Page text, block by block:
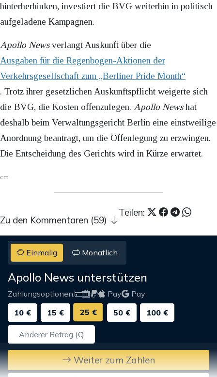
hinterherhinken, investiert die BVG weiterhin in politisch
aufgeladene Kampagnen.
Apollo Newsverlangt Auskunft über die
Ausgaben für die Regenbogen-Aktionen der
Verkehrsgesellschaft zum „Berliner Pride Month“
. Trotz ihrer gesetzlichen Auskunftspflicht weigerte sich
die BVG, die Kosten offenzulegen. Apollo Newshat
deshalb beim Verwaltungsgericht Berlin eine einstweilige
Anordnung beantragt, um die Offenlegung zu erzwingen.
Die Entscheidung des Gerichts wird in Kürze erwartet.
cm
Teilen:
Zu den Kommentaren (59)
Einmalig Monatlich
Apollo News unterstützen
Zahlungsoptionen: Pay
Pay
10 €
15 € 25 € 50 € 100 €
Weiter zum Zahlen